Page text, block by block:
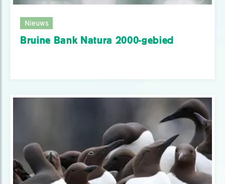
Nieuws
Bruine Bank Natura 2000-gebied